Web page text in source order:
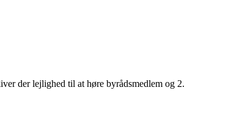
der lejlighed til at høre byrådsmedlem og 2.